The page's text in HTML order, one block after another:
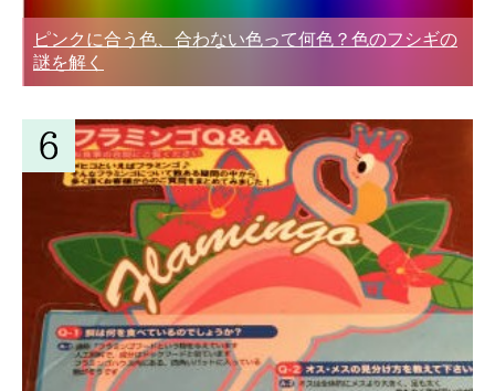
ピンクに合う色、合わない色って何色？色のフシギの
謎を解く